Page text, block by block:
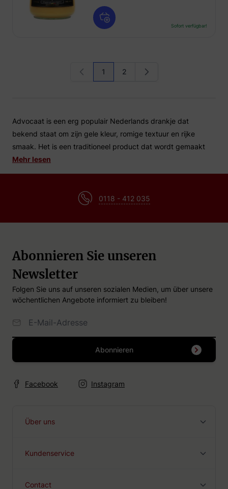
Sofort verfügbar!
Sie lesen gerade die Seite
1 Seite
2
Advocaat is een erg populair Nederlands drankje dat
bekend staat om zijn gele kleur, romige textuur en rijke
smaak. Het is een traditioneel product dat wordt gemaakt
van eieren, suiker en brandewijn.
maaltijd, maar het kan ook worden gebruikt in desserts en
te serveren:
toefje slagroom bovenop en een snufje cacao.
In desserts: gebruik advocaat als topping voor ijs, cakes
of pannenkoeken.
In cocktails: voeg advocaat toe aan cocktails zoals de
klassieke Snowball, die wordt gemaakt met limonade en
Mehr lesen
0118 - 412 035
Abonnieren Sie unseren
Newsletter
Folgen Sie uns auf unseren sozialen Medien, um über unsere
wöchentlichen Angebote informiert zu bleiben!
Abonnieren
Facebook Instagram
Über uns
Kundenservice
Contact